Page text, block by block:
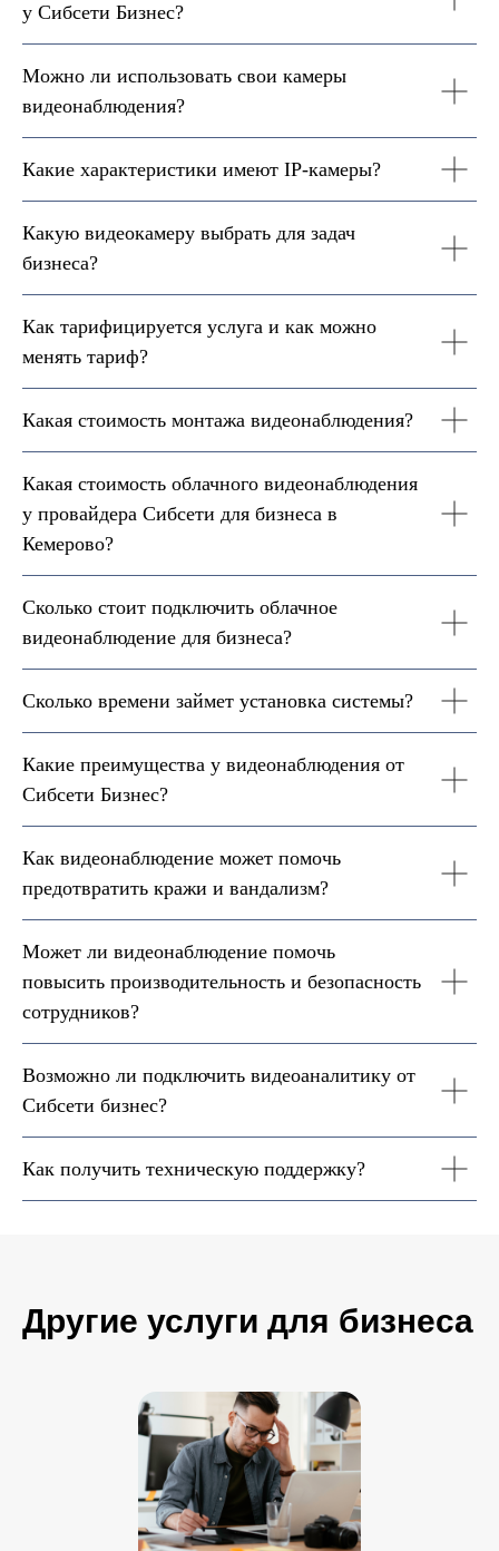
у Сибсети Бизнес?
Можно ли использовать свои камеры
видеонаблюдения?
Какие характеристики имеют IP-камеры?
Какую видеокамеру выбрать для задач
бизнеса?
Как тарифицируется услуга и как можно
менять тариф?
Какая стоимость монтажа видеонаблюдения?
Какая стоимость облачного видеонаблюдения
у провайдера Сибсети для бизнеса в
Кемерово?
Сколько стоит подключить облачное
видеонаблюдение для бизнеса?
Сколько времени займет установка системы?
Какие преимущества у видеонаблюдения от
Сибсети Бизнес?
Как видеонаблюдение может помочь
предотвратить кражи и вандализм?
Может ли видеонаблюдение помочь
повысить производительность и безопасность
сотрудников?
Возможно ли подключить видеоаналитику от
Сибсети бизнес?
Как получить техническую поддержку?
Другие услуги для бизнеса